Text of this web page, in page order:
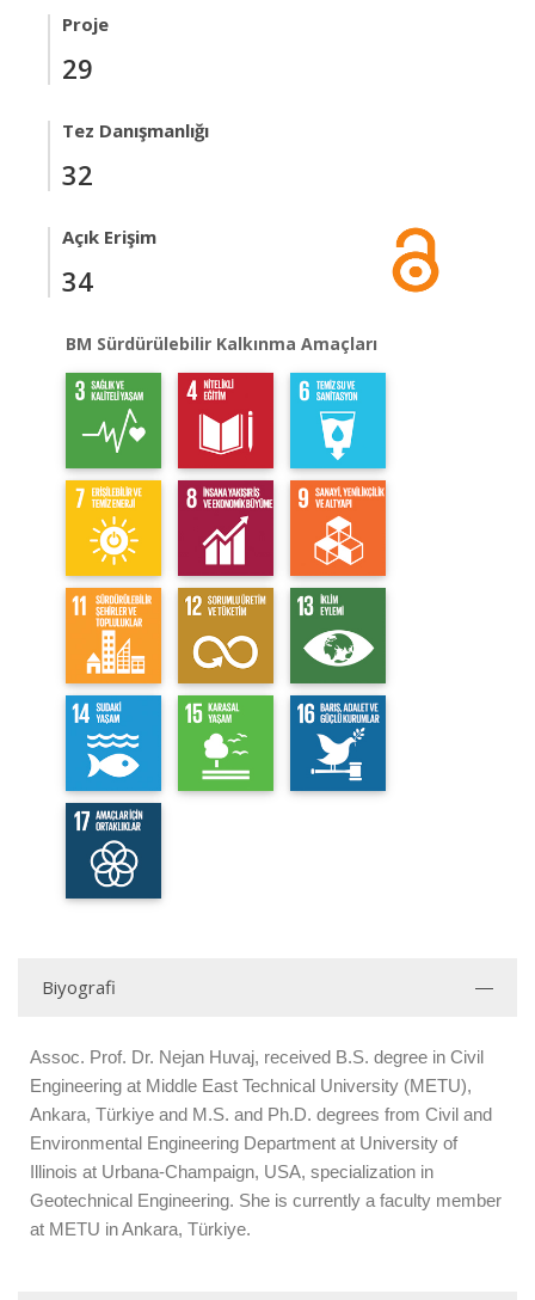
Proje
29
Tez Danışmanlığı
32
Açık Erişim
34
BM Sürdürülebilir Kalkınma Amaçları
Biyografi
Assoc. Prof. Dr. Nejan Huvaj, received B.S. degree in Civil
Engineering at Middle East Technical University (METU),
Ankara, Türkiye and M.S. and Ph.D. degrees from Civil and
Environmental Engineering Department at University of
Illinois at Urbana-Champaign, USA, specialization in
Geotechnical Engineering. She is currently a faculty member
at METU in Ankara, Türkiye.